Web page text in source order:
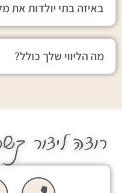
באיזה בתי יולדות את
מה הליווי שלך כולל?
רוצה ליצור